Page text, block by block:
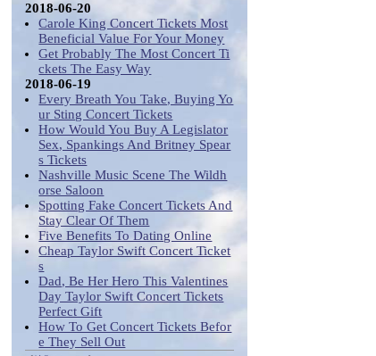
2018-06-20
Carole King Concert Tickets Most
Beneficial Value For Your Money
Get Probably The Most Concert Ti
ckets The Easy Way
2018-06-19
Every Breath You Take, Buying Yo
ur Sting Concert Tickets
How Would You Buy A Legislator
Sex, Spankings And Britney Spear
s Tickets
Nashville Music Scene The Wildh
orse Saloon
Spotting Fake Concert Tickets And
Stay Clear Of Them
Five Benefits To Dating Online
Cheap Taylor Swift Concert Ticket
s
Dad, Be Her Hero This Valentines
Day Taylor Swift Concert Tickets
Perfect Gift
How To Get Concert Tickets Befor
e They Sell Out